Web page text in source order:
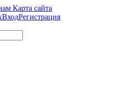
Карта сайта
ВходРегистрация